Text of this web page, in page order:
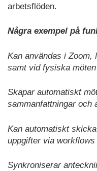
arbetsflöden.
Några exempel på
Kan användas i Zoom,
samt vid fysiska möten
Skapar automatiskt
sammanfattningar och
Kan automatiskt
uppgifter via workflows
Synkroniserar